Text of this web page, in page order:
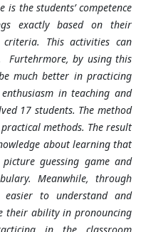
the students’ competence
exactly based on their
This activities can
Furtehrmore, by using this
much better in practicing
in teaching and
17 students. The method
methods. The result
about learning that
guessing game and
Meanwhile, through
to understand and
their ability in pronouncing